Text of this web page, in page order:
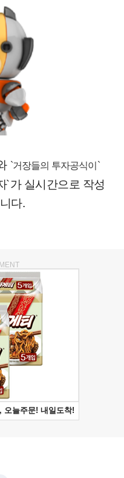
`거장들의 투자공식이`
`가 실시간으로 작성
다.